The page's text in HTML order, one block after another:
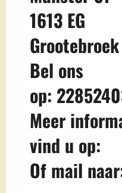
1613 EG
Grootebroek
Bel ons
op:
Meer
vind u op:
Of mail